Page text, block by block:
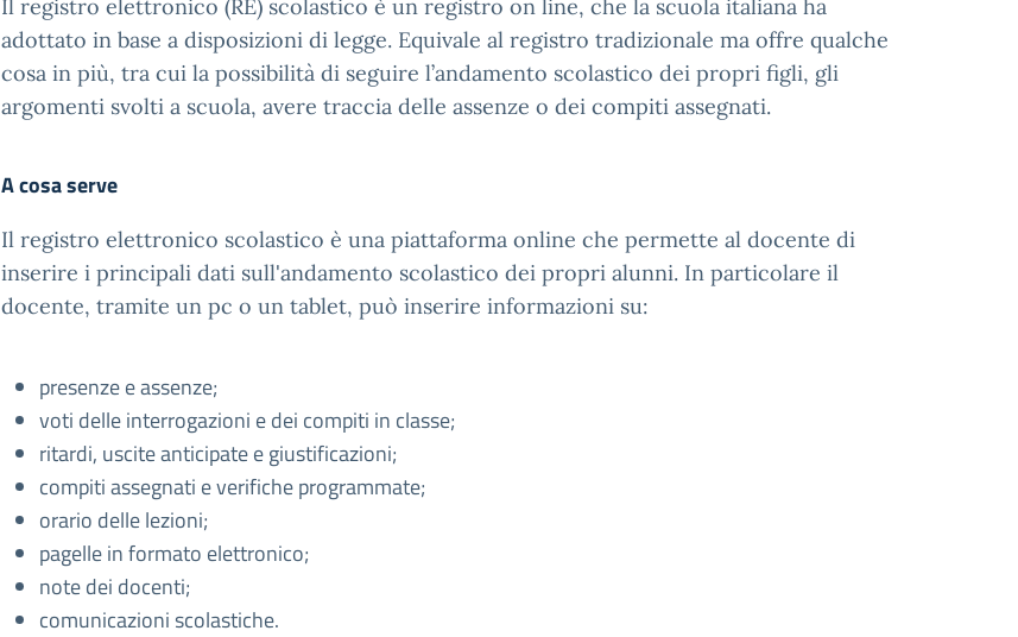
Il registro elettronico (RE) scolastico è un registro on line, che la scuola italiana ha
adottato in base a disposizioni di legge. Equivale al registro tradizionale ma offre qualche
cosa in più, tra cui la possibilità di seguire l’andamento scolastico dei propri figli, gli
argomenti svolti a scuola, avere traccia delle assenze o dei compiti assegnati.
A cosa serve
Il registro elettronico scolastico è una piattaforma online che permette al docente di
inserire i principali dati sull'andamento scolastico dei propri alunni. In particolare il
docente, tramite un pc o un tablet, può inserire informazioni su:
presenze e assenze;
voti delle interrogazioni e dei compiti in classe;
ritardi, uscite anticipate e giustificazioni;
compiti assegnati e verifiche programmate;
orario delle lezioni;
pagelle in formato elettronico;
note dei docenti;
comunicazioni scolastiche.